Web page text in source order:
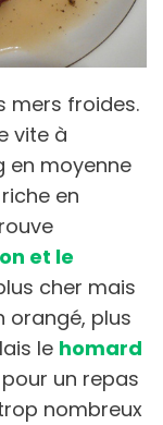
mers froides.
vite à
en moyenne
en
et le
cher mais
orangé, plus
le homard
un repas
nombreux